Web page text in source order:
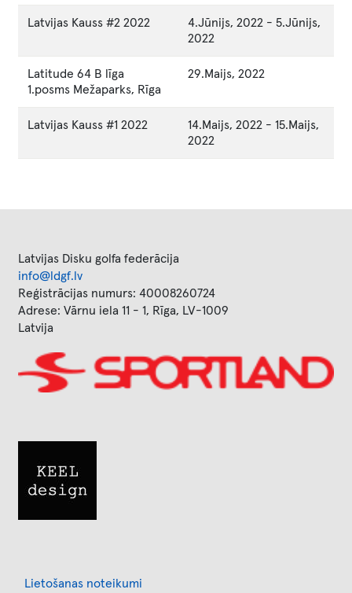
Latvijas Kauss #2 2022 4.Jūnijs, 2022 - 5.Jūnijs,
2022
Latitude 64 B līga
1.posms Mežaparks, Rīga
29.Maijs, 2022
Latvijas Kauss #1 2022 14.Maijs, 2022 - 15.Maijs,
2022
Latvijas Disku golfa federācija
info@ldgf.lv
Reģistrācijas numurs: 40008260724
Adrese: Vārnu iela 11 - 1, Rīga, LV-1009
Latvija
Image
Lietošanas noteikumi